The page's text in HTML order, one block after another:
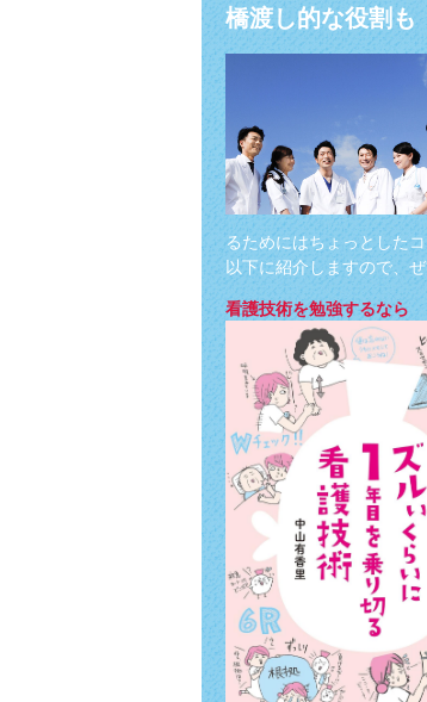
橋渡し的な役割も
るためにはちょっとした
以下に紹介しますので、
看護技術を勉強するなら